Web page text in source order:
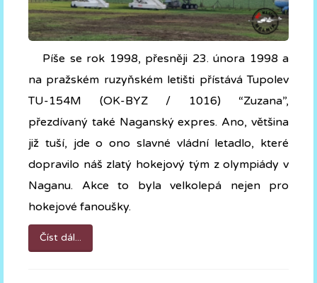
Píše se rok 1998, přesněji 23. února 1998 a
na pražském ruzyňském letišti přístává Tupolev
TU-154M (OK-BYZ / 1016) “Zuzana”,
přezdívaný také Naganský expres. Ano, většina
již tuší, jde o ono slavné vládní letadlo, které
dopravilo náš zlatý hokejový tým z olympiády v
Naganu. Akce to byla velkolepá nejen pro
hokejové fanoušky.
Číst dál...